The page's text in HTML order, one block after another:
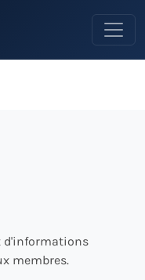
d'informations
membres.